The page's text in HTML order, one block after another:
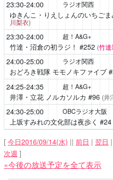
23:30-24:00 ラジオ関西
ゆきんこ・りえしょんのいちごま
川梨衣)
23:30-24:00 超！A&G+
竹達・沼倉の初ラジ！ #252 (竹達
24:00-25:00 ラジオ関西
おどろき戦隊 モモノキファイブ
24:25-24:35 超！A&G+
井澤・立花 ノルカソルカ #96 (井
24:30-25:00 OBCラジオ大阪
上坂すみれの文化部は夜歩く #24
[ 今日2016/09/14(水) || 前日 | 翌日 |
次週 ]
»今後の放送予定を全て表示